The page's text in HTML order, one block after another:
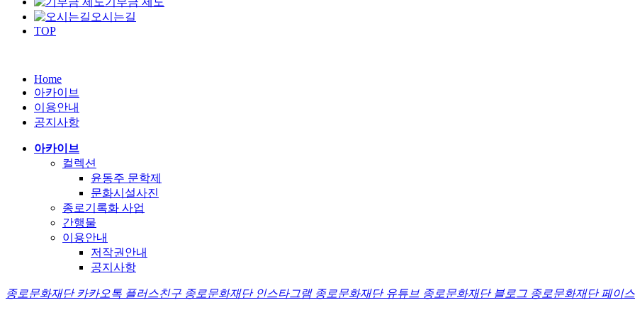
오시는길
TOP
Home
아카이브
이용안내
공지사항
아카이브
컬렉션
윤동주 문학제
문화시설사진
종로기록화 사업
간행물
이용안내
저작권안내
공지사항
종로문화재단 카카오톡 플러스친구 종로문화재단 인스타그램 종로문화재단 유튜브 종로문화재단 블로그 종로문화재단 페이